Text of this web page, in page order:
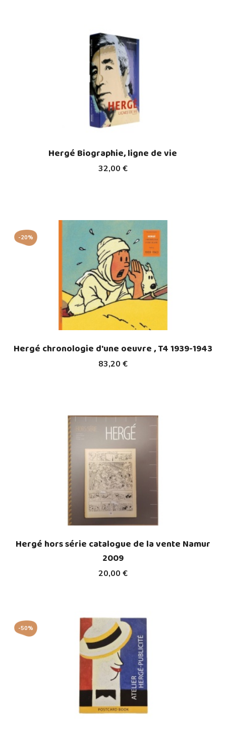
32,00 €
Hergé Biographie, ligne de vie
-20%
83,20 €
Hergé chronologie d'une oeuvre , T4 1939-1943
20,00 €
Hergé hors série catalogue de la vente Namur
2009
-50%